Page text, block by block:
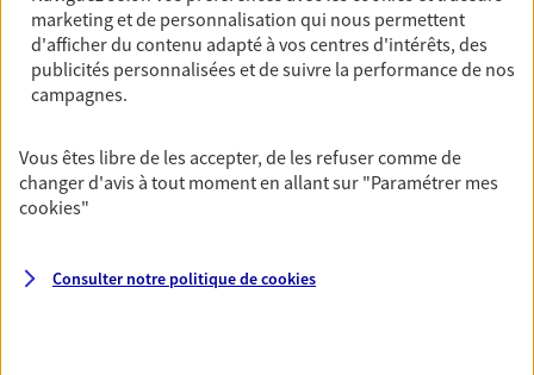
notre solution PER (Plan Epargne Retraite)
spécialement conçue pour la retraite.
Découvrir l'offre Retraite
Prévoyance
Pour un avenir serein, assurez-vous avec notre
contrat prévoyance. Préservez vos proches en cas
garanties incapacité temporaire totale de travail,
invalidité ou de décès.
marketing et de personnalisation qui nous permettent
d'afficher du contenu adapté à vos centres d'intérêts, des
publicités personnalisées et de suivre la performance de nos
campagnes.
Vous êtes libre de les accepter, de les refuser comme de
changer d'avis à tout moment en allant sur "Paramétrer mes
cookies"
Consulter notre politique decookies